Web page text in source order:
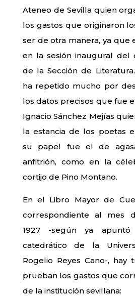
Ateneo de Sevilla quien
los gastos que originaron
ser de otra manera, ya que
en la sesión inaugural del
de la Sección de
ha repetido mucho por
los datos precisos que fue
Ignacio Sánchez Mejías
la estancia de los poetas
su papel fue el de
anfitrión, como en la
cortijo de Pino Montano.
En el Libro Mayor de
correspondiente al mes
1927 -según ya
catedrático de la
Rogelio Reyes Cano-, hay
prueban los gastos que
de la institución sevillana: